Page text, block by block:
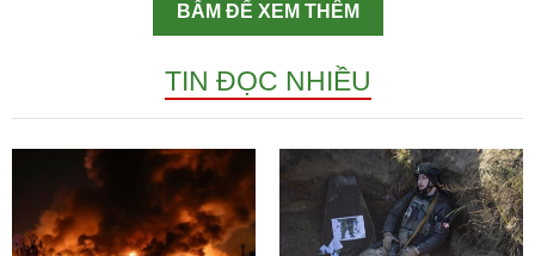
BẤM ĐỂ XEM THÊM
TIN ĐỌC NHIỀU